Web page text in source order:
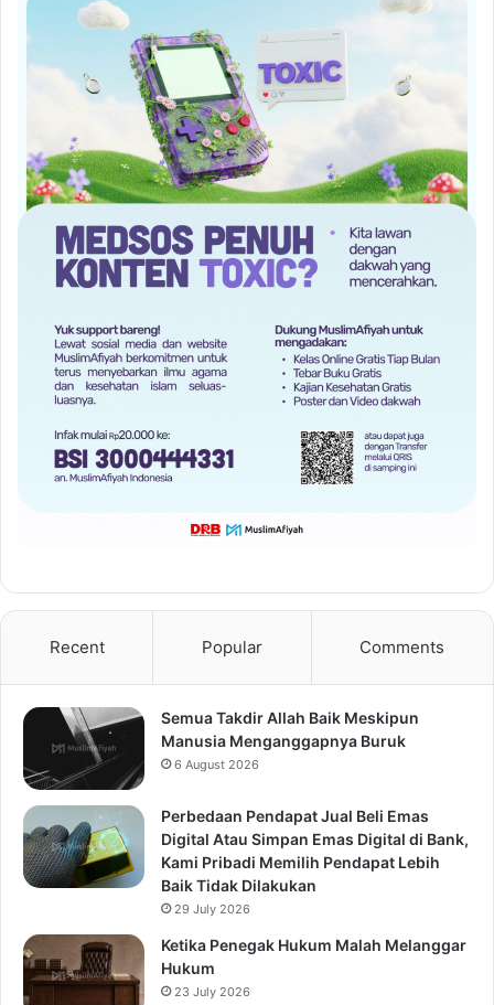
Recent Popular Comments
Semua Takdir Allah Baik Meskipun
Manusia Menganggapnya Buruk
6 August 2026
Perbedaan Pendapat Jual Beli Emas
Digital Atau Simpan Emas Digital di Bank,
Kami Pribadi Memilih Pendapat Lebih
Baik Tidak Dilakukan
29 July 2026
Ketika Penegak Hukum Malah Melanggar
Hukum
23 July 2026